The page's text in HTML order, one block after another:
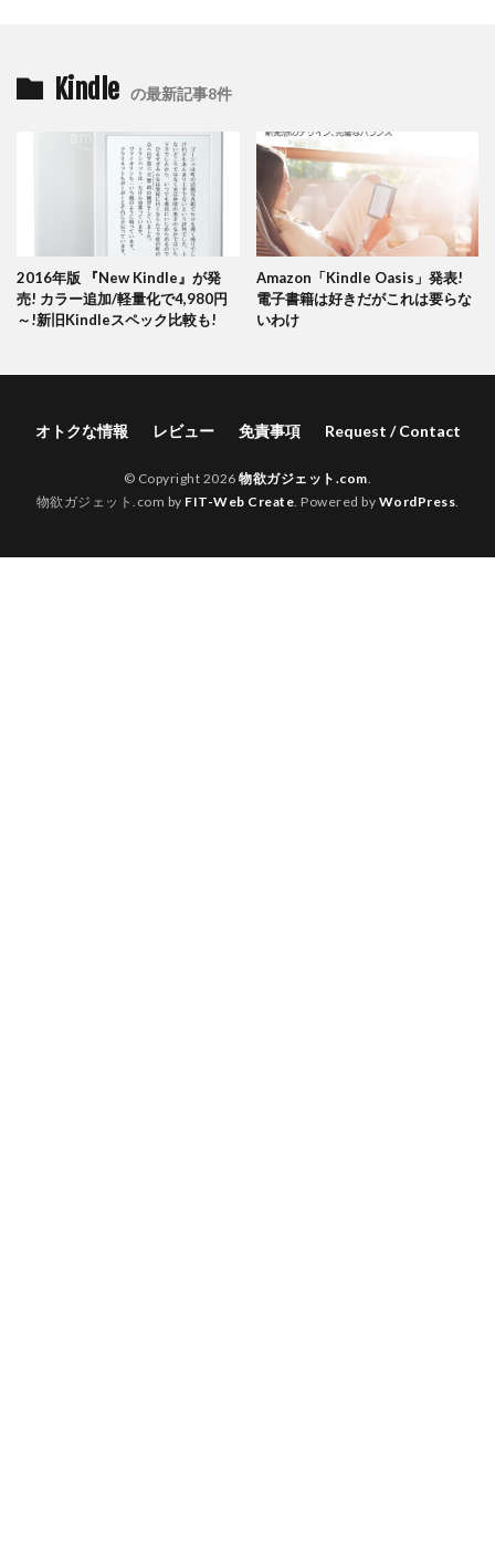
Kindle の最新記事8件
2016年版 『New Kindle』が発
売! カラー追加/軽量化で4,980円
～!新旧Kindleスペック比較も!
Amazon「Kindle Oasis」発表!
電子書籍は好きだがこれは要らな
いわけ
オトクな情報 レビュー 免責事項 Request / Contact
© Copyright 2026物欲ガジェット.com.
物欲ガジェット.com by FIT-Web Create. Powered by WordPress.